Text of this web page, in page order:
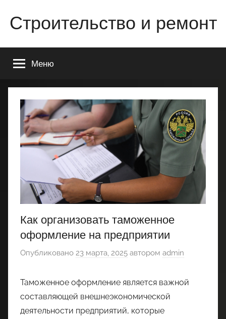
содержимому
Строительство и ремонт
строительстве
ремонте
Вашего
дома
квартиры
Меню
Как организовать таможенное
оформление на предприятии
Опубликовано 23 марта, 2025 автором admin
Таможенное оформление является важной
составляющей внешнеэкономической
деятельности предприятий, которые